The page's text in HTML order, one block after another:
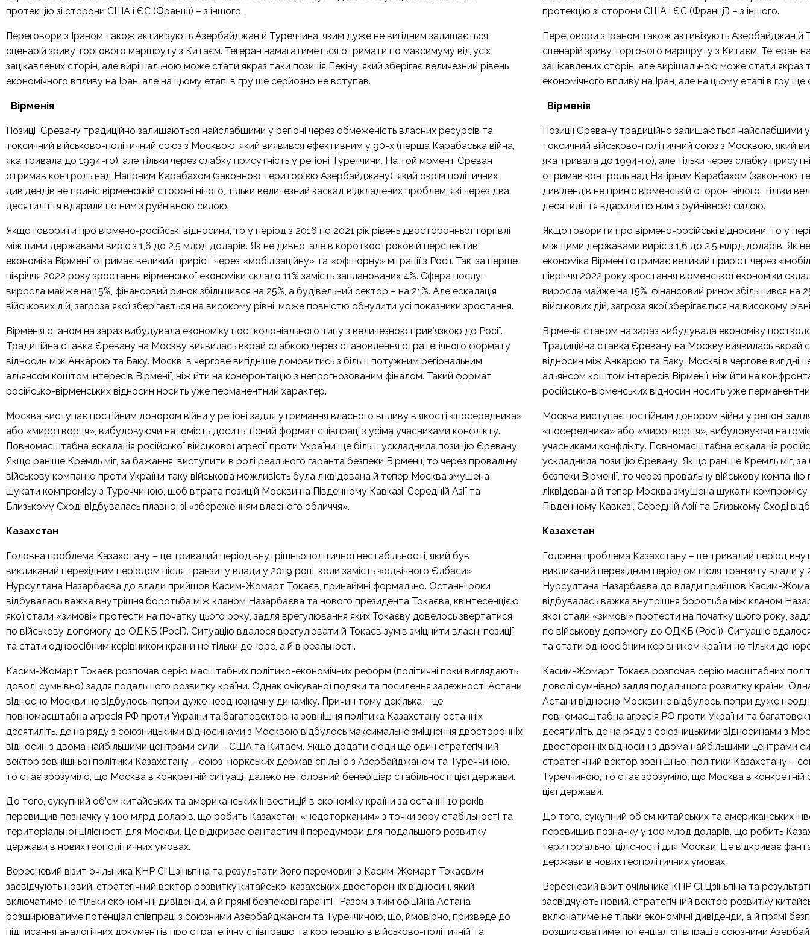
протекцію зі сторони США і ЄС (Франції) – з іншого.
Переговори з Іраном також активізують Азербайджан й Туреччина, яким дуже не вигідним залишається
сценарій зриву торгового маршруту з Китаєм. Тегеран намагатиметься отримати по максимуму від усіх
зацікавлених сторін, але вирішальною може стати якраз таки позиція Пекіну, який зберігає величезний рівень
економічного впливу на Іран, але на цьому етапі в гру ще серйозно не вступав.
Вірменія
Позиції Єревану традиційно залишаються найслабшими у регіоні через обмеженість власних ресурсів та
токсичний військово-політичний союз з Москвою, який виявився ефективним у 90-х (перша Карабаська війна,
яка тривала до 1994-го), але тільки через слабку присутність у регіоні Туреччини. На той момент Єреван
отримав контроль над Нагірним Карабахом (законною територією Азербайджану), який окрім політичних
дивідендів не приніс вірменській стороні нічого, тільки величезний каскад відкладених проблем, які через два
десятиліття вдарили по ним з руйнівною силою.
Якщо говорити про вірмено-російські відносини, то у період з 2016 по 2021 рік рівень двосторонньої торгівлі
між цими державами виріс з 1,6 до 2,5 млрд доларів. Як не дивно, але в короткостроковій перспективі
економіка Вірменії отримає великий приріст через «мобілізаційну» та «офшорну» міграції з Росії. Так, за перше
півріччя 2022 року зростання вірменської економіки склало 11% замість запланованих 4%. Сфера послуг
виросла майже на 15%, фінансовий ринок збільшився на 25%, а будівельний сектор – на 21%. Але ескалація
військових дій, загроза якої зберігається на високому рівні, може повністю обнулити усі показники зростання.
Вірменія станом на зараз вибудувала економіку постколоніального типу з величезною прив’язкою до Росії.
Традиційна ставка Єревану на Москву виявилась вкрай слабкою через становлення стратегічного формату
відносин між Анкарою та Баку. Москві в чергове вигідніше домовитись з більш потужним регіональним
альянсом коштом інтересів Вірменії, ніж йти на конфронтацію з непрогнозованим фіналом. Такий формат
російсько-вірменських відносин носить уже перманентний характер.
Москва виступає постійним донором війни у регіоні задля утримання власного впливу в якості «посередника»
або «миротворця», вибудовуючи натомість досить тісний формат співпраці з усіма учасниками конфлікту.
Повномасштабна ескалація російської військової агресії проти України ще більш ускладнила позицію Єревану.
Якщо раніше Кремль міг, за бажання, виступити в ролі реального гаранта безпеки Вірменії, то через провальну
військову компанію проти України таку військова можливість була ліквідована й тепер Москва змушена
шукати компромісу з Туреччиною, щоб втрата позицій Москви на Південному Кавказі, Середній Азії та
Близькому Сході відбувалась плавно, зі «збереженням власного обличчя».
Казахстан
Головна проблема Казахстану – це тривалий період внутрішньополітичної нестабільності, який був
викликаний перехідним періодом після транзиту влади у 2019 році, коли замість «одвічного Єлбаси»
Нурсултана Назарбаєва до влади прийшов Касим-Жомарт Токаєв, принаймні формально. Останні роки
відбувалась важка внутрішня боротьба між кланом Назарбаєва та нового президента Токаєва, квінтесенцією
якої стали «зимові» протести на початку цього року, задля врегулювання яких Токаєву довелось звертатися
по військову допомогу до ОДКБ (Росії). Ситуацію вдалося врегулювати й Токаєв зумів зміцнити власні позиції
та стати одноосібним керівником країни не тільки де-юре, а й в реальності.
Касим-Жомарт Токаєв розпочав серію масштабних політико-економічних реформ (політичні поки виглядають
доволі сумнівно) задля подальшого розвитку країни. Однак очікуваної подяки та посилення залежності Астани
відносно Москви не відбулось, попри дуже неоднозначну динаміку. Причин тому декілька – це
повномасштабна агресія РФ проти України та багатовекторна зовнішня політика Казахстану останніх
десятиліть, де на ряду з союзницькими відносинами з Москвою відбулось максимальне зміцнення двосторонніх
відносин з двома найбільшими центрами сили – США та Китаєм. Якщо додати сюди ще один стратегічний
вектор зовнішньої політики Казахстану – союз Тюркських держав спільно з Азербайджаном та Туреччиною,
то стає зрозуміло, що Москва в конкретній ситуації далеко не головний бенефіціар стабільності цієї держави.
До того, сукупний об’єм китайських та американських інвестицій в економіку країни за останні 10 років
перевищив позначку у 100 млрд доларів, що робить Казахстан «недоторканим» з точки зору стабільності та
територіальної цілісності для Москви. Це відкриває фантастичні передумови для подальшого розвитку
держави в нових геополітичних умовах.
Вересневий візит очільника КНР Сі Цзіньпіна та результати його перемовин з Касим-Жомарт Токаєвим
засвідчують новий, стратегічний вектор розвитку китайсько-казахських двосторонніх відносин, який
включатиме не тільки економічні дивіденди, а й прямі безпекові гарантії. Разом з тим офіційна Астана
розширюватиме потенціал співпраці з союзними Азербайджаном та Туреччиною, що, ймовірно, призведе до
підписання аналогічних документів про стратегічну співпрацю та кооперацію в військово-політичній та
протекцію зі сторони США і ЄС (Франції) – з іншого.
Переговори з Іраном також активізують Азербайджан й
сценарій зриву торгового маршруту з Китаєм. Тегеран
зацікавлених сторін, але вирішальною може стати якраз
економічного впливу на Іран, але на цьому етапі в гру
Вірменія
Позиції Єревану традиційно залишаються найслабшими
токсичний військово-політичний союз з Москвою, який
яка тривала до 1994-го), але тільки через слабку
отримав контроль над Нагірним Карабахом (законною
дивідендів не приніс вірменській стороні нічого, тільки
десятиліття вдарили по ним з руйнівною силою.
Якщо говорити про вірмено-російські відносини, то у
між цими державами виріс з 1,6 до 2,5 млрд доларів. Як
економіка Вірменії отримає великий приріст через
півріччя 2022 року зростання вірменської економіки
виросла майже на 15%, фінансовий ринок збільшився на
військових дій, загроза якої зберігається на високому
Вірменія станом на зараз вибудувала економіку
Традиційна ставка Єревану на Москву виявилась вкрай
відносин між Анкарою та Баку. Москві в чергове
альянсом коштом інтересів Вірменії, ніж йти на
російсько-вірменських відносин носить уже
Москва виступає постійним донором війни у регіоні
«посередника» або «миротворця», вибудовуючи
учасниками конфлікту. Повномасштабна ескалація
ускладнила позицію Єревану. Якщо раніше Кремль міг,
безпеки Вірменії, то через провальну військову
ліквідована й тепер Москва змушена шукати
Південному Кавказі, Середній Азії та Близькому Сході
Казахстан
Головна проблема Казахстану – це тривалий період
викликаний перехідним періодом після транзиту влади у
Нурсултана Назарбаєва до влади прийшов Касим-
відбувалась важка внутрішня боротьба між кланом
якої стали «зимові» протести на початку цього року,
по військову допомогу до ОДКБ (Росії). Ситуацію
та стати одноосібним керівником країни не тільки де-
Касим-Жомарт Токаєв розпочав серію масштабних
доволі сумнівно) задля подальшого розвитку країни.
Астани відносно Москви не відбулось, попри дуже
повномасштабна агресія РФ проти України та
десятиліть, де на ряду з союзницькими відносинами з
двосторонніх відносин з двома найбільшими
стратегічний вектор зовнішньої політики Казахстану
Туреччиною, то стає зрозуміло, що Москва в конкретній
цієї держави.
До того, сукупний об’єм китайських та американських
перевищив позначку у 100 млрд доларів, що робить
територіальної цілісності для Москви. Це відкриває
держави в нових геополітичних умовах.
Вересневий візит очільника КНР Сі Цзіньпіна та
засвідчують новий, стратегічний вектор розвитку
включатиме не тільки економічні дивіденди, а й прямі
розширюватиме потенціал співпраці з союзними